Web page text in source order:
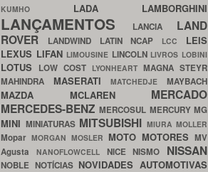
KUMHO LADA LAMBORGHINI
LANÇAMENTOS LANCIA LAND
ROVER
LANDWIND LATIN NCAP LCC LEIS
LEXUS LIFAN LIMOUSINE LINCOLN LIVROS LOBINI
LOTUS LOW COST LYONHEART MAGNA STEYR
MAHINDRA MASERATIMATCHEDJEMAYBACH
MAZDA MCLAREN MERCADO
MERCEDES-BENZMERCOSUL MERCURYMG
MINI MINIATURAS MITSUBISHI MIURA MOLLER
Mopar MORGAN MOSLER MOTO MOTORES MV
Agusta NANOFLOWCELL NICENISMO NISSAN
NOBLE NOTÍCIAS NOVIDADES AUTOMOTIVAS